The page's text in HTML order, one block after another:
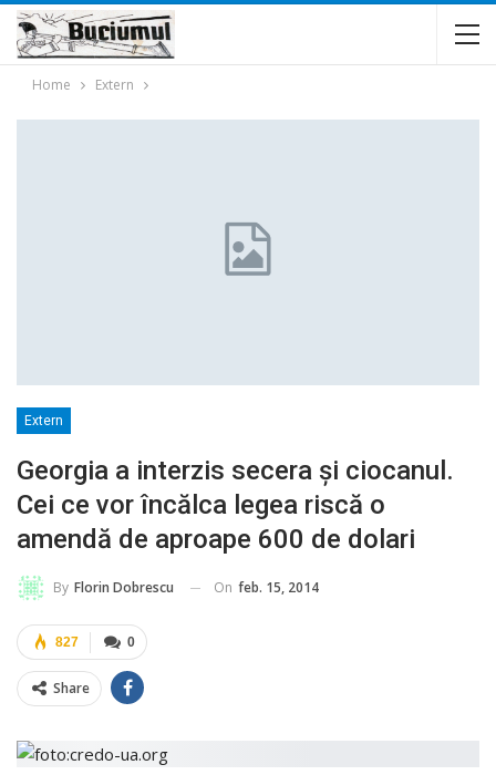
Home Extern
Extern
Georgia a interzis secera şi ciocanul.
Cei ce vor încălca legea riscă o
amendă de aproape 600 de dolari
By Florin Dobrescu On feb. 15, 2014
0
827
Share